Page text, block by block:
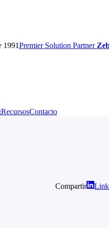
1991PremierSolution Partner
RecursosContacto
Compartir